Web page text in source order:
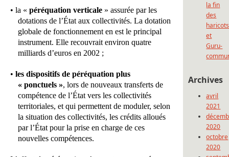
• la « péréquation verticale » assurée par les
dotations de l’État aux collectivités. La dotation
globale de fonctionnement en est le principal
instrument. Elle recouvrait environ quatre
milliards d’euros en 2002 ;
• les dispositifs de péréquation plus
« ponctuels », lors de nouveaux transferts de
compétence de l’État vers les collectivités
territoriales, et qui permettent de moduler, selon
la situation des collectivités, les crédits alloués
par l’État pour la prise en charge de ces
nouvelles compétences.
la fin
des
et
Guru-
Archives
avril
2021
2020
octobre
2020